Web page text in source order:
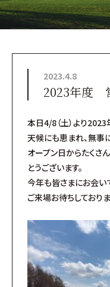
2023.4.8
2023年度
本日4/8（土）より
天候にも恵まれ、無事
オープン日からたくさ
とうございます。
今年も皆さまにお会い
ご来場お待ちしておりま